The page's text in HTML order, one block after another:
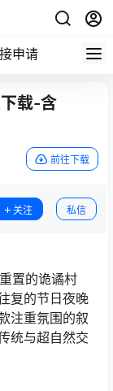
申请
载-含
前往下载
关注 私信
置的诡谲村
复的节日夜晚
注重氛围的叙
统与超自然交